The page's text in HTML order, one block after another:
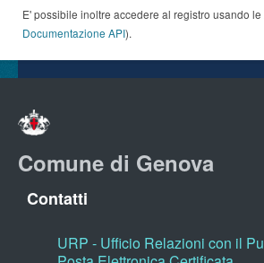
E' possibile inoltre accedere al registro usando le
Documentazione API).
Comune di Genova
Contatti
URP - Ufficio Relazioni con il